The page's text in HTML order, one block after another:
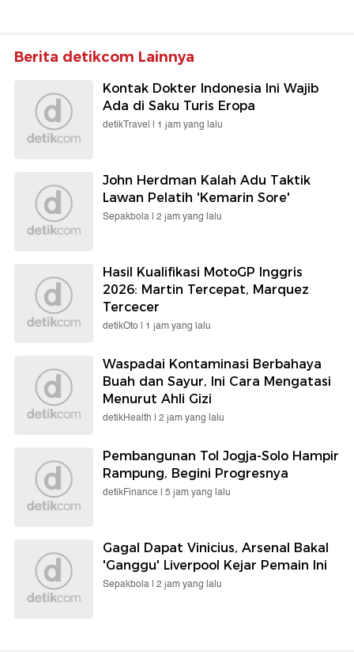
Berita detikcom Lainnya
Kontak Dokter Indonesia Ini Wajib
Ada di Saku Turis Eropa
detikTravel | 1 jam yang lalu
John Herdman Kalah Adu Taktik
Lawan Pelatih 'Kemarin Sore'
Sepakbola | 2 jam yang lalu
Hasil Kualifikasi MotoGP Inggris
2026: Martin Tercepat, Marquez
Tercecer
detikOto | 1 jam yang lalu
Waspadai Kontaminasi Berbahaya
Buah dan Sayur, Ini Cara Mengatasi
Menurut Ahli Gizi
detikHealth | 2 jam yang lalu
Pembangunan Tol Jogja-Solo Hampir
Rampung, Begini Progresnya
detikFinance | 5 jam yang lalu
Gagal Dapat Vinicius, Arsenal Bakal
'Ganggu' Liverpool Kejar Pemain Ini
Sepakbola | 2 jam yang lalu